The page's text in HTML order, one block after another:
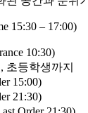
15:30 – 17:00)
10:30)
초등학생까지
15:00)
21:30)